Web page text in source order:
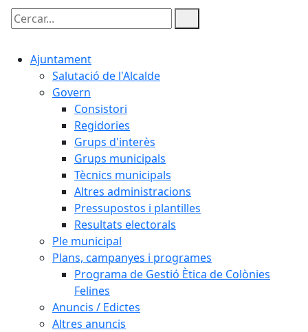
Cercar:
Ajuntament
Salutació de l'Alcalde
Govern
Consistori
Regidories
Grups d'interès
Grups municipals
Tècnics municipals
Altres administracions
Pressupostos i plantilles
Resultats electorals
Ple municipal
Plans, campanyes i programes
Programa de Gestió Ètica de Colònies
Felines
Anuncis / Edictes
Altres anuncis